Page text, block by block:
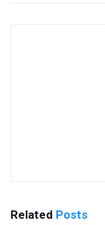
Related Posts